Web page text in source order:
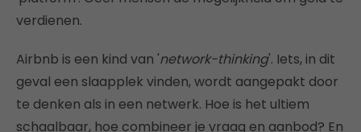
verdienen.
Airbnb is een kind van 'network-thinking'. Iets, in dit
geval een slaapplek vinden, wordt aangepakt door
te denken als in een netwerk. Hoe is het ultiem
schaalbaar, hoe combineer je vraag en aanbod? En